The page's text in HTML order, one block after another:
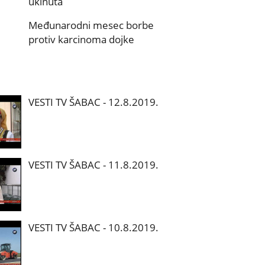
Međunarodni mesec borbe
protiv karcinoma dojke
VESTI TV ŠABAC - 12.8.2019.
VESTI TV ŠABAC - 11.8.2019.
VESTI TV ŠABAC - 10.8.2019.